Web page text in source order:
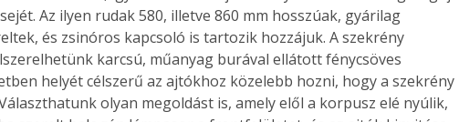
Az ilyen rudak 580, illetve 860 mm hosszúak, gyárilag
és zsinóros kapcsoló is tartozik hozzájuk. A szekrény
karcsú, műanyag burával ellátott fénycsöves
helyét célszerű az ajtókhoz közelebb hozni, hogy a szekrény
olyan megoldást is, amely elől a korpusz elé nyúlik,